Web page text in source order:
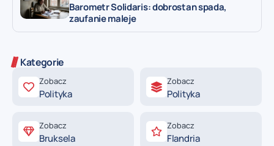
Barometr Solidaris: dobrostan spada,
zaufanie maleje
Kategorie
Zobacz
Polityka
Zobacz
Polityka
Zobacz
Bruksela
Zobacz
Flandria